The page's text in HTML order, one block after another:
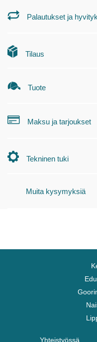
Palautukset ja
Tilaus
Tuote
Maksu ja tarjoukset
Tekninen tuki
Muita kysymyksiä
Yhteistyössä